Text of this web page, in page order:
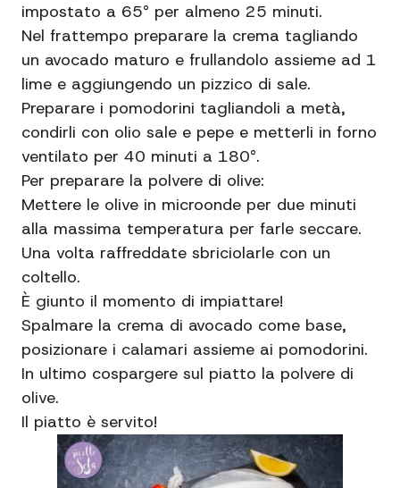
impostato a 65° per almeno 25 minuti.
Nel frattempo preparare la crema tagliando
un avocado maturo e frullandolo assieme ad 1
lime e aggiungendo un pizzico di sale.
Preparare i pomodorini tagliandoli a metà,
condirli con olio sale e pepe e metterli in forno
ventilato per 40 minuti a 180°.
Per preparare la polvere di olive:
Mettere le olive in microonde per due minuti
alla massima temperatura per farle seccare.
Una volta raffreddate sbriciolarle con un
coltello.
È giunto il momento di impiattare!
Spalmare la crema di avocado come base,
posizionare i calamari assieme ai pomodorini.
In ultimo cospargere sul piatto la polvere di
olive.
Il piatto è servito!